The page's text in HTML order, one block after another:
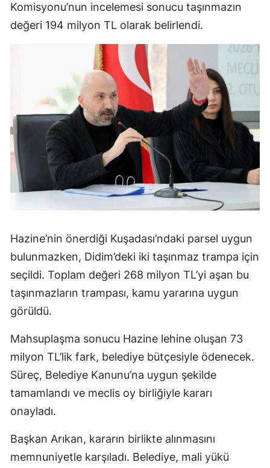
Komisyonu’nun incelemesi sonucu taşınmazın
değeri 194 milyon TL olarak belirlendi.
Hazine’nin önerdiği Kuşadası’ndaki parsel uygun
bulunmazken, Didim’deki iki taşınmaz trampa için
seçildi. Toplam değeri 268 milyon TL’yi aşan bu
taşınmazların trampası, kamu yararına uygun
görüldü.
Mahsuplaşma sonucu Hazine lehine oluşan 73
milyon TL’lik fark, belediye bütçesiyle ödenecek.
Süreç, Belediye Kanunu’na uygun şekilde
tamamlandı ve meclis oy birliğiyle kararı
onayladı.
Başkan Arıkan, kararın birlikte alınmasını
memnuniyetle karşıladı. Belediye, mali yükü